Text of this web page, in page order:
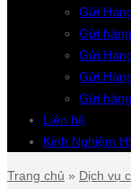
Gửi
Gửi
Gửi
Gửi
Gửi
Liên hệ
Kinh Nghiệm
Trang chủ » Dịch vụ